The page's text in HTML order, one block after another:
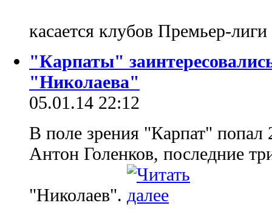
касается клубов Премьер-
"Карпаты"
"Николаева"
05.01.14 22:12
В поле зрения "Карпат" попал
Антон Голенков, последние
"Николаев".